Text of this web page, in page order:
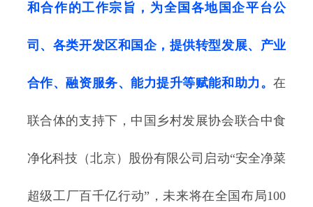
和合作的工作宗旨，为全国各地国企平台公
司、各类开发区和国企，提供转型发展、产业
合作、融资服务、能力提升等赋能和助力。在
联合体的支持下，中国乡村发展协会联合中食
净化科技（北京）股份有限公司启动“安全净菜
超级工厂百千亿行动”，未来将在全国布局100